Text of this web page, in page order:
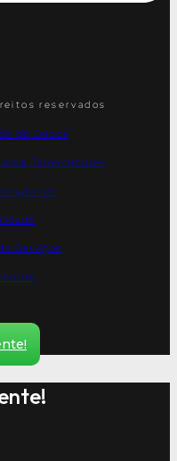
reservados
de Dados
Fornecedores
Serviços